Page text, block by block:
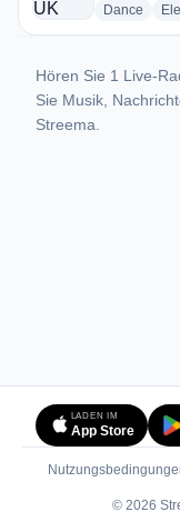
Dance radio
Hören Sie 1 Live-
Sie Musik,
Streema.
LADEN IM
App Store
© 2026